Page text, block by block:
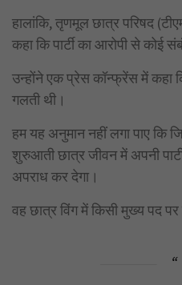
हालांकि, तृणमूल छात्र परिषद
कहा कि पार्टी का आरोपी से कोई
उन्होंने एक प्रेस कॉन्फ्रेंस में कहा
गलती थी।
हम यह अनुमान नहीं लगा पाए कि
शुरुआती छात्र जीवन में अपनी
अपराध कर देगा।
वह छात्र विंग में किसी मुख्य पद पर